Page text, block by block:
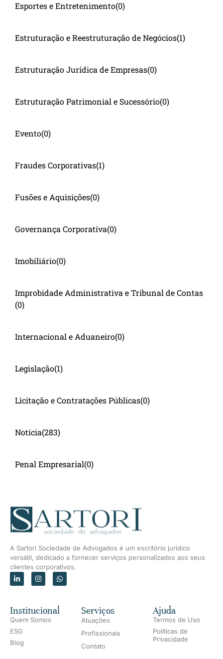
Esportes e Entretenimento(0)
Estruturação e Reestruturação de Negócios(1)
Estruturação Jurídica de Empresas(0)
Estruturação Patrimonial e Sucessório(0)
Evento(0)
Fraudes Corporativas(1)
Fusões e Aquisições(0)
Governança Corporativa(0)
Imobiliário(0)
Improbidade Administrativa e Tribunal de Contas
(0)
Internacional e Aduaneiro(0)
Legislação(1)
Licitação e Contratações Públicas(0)
Notícia(283)
Penal Empresarial(0)
A Sartori Sociedade de Advogados é um escritório jurídico
versátil, dedicado a fornecer serviços personalizados aos seus
clientes corporativos.
Institucional
Quem Somos
ESG
Blog
Serviços
Atuações
Profissionais
Contato
Ajuda
Termos de Uso
Políticas de
Privacidade